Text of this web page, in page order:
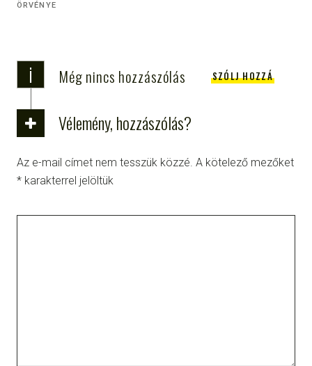
ÖRVÉNYE
i Még nincs hozzászólás SZÓLJ HOZZÁ
Vélemény, hozzászólás?
Az e-mail címet nem tesszük közzé. A kötelező mezőket
* karakterrel jelöltük